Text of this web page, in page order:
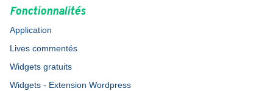
Fonctionnalités
Application
Lives commentés
Widgets gratuits
Widgets - Extension Wordpress